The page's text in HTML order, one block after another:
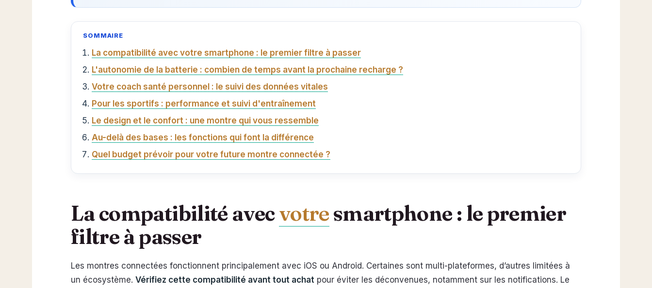
SOMMAIRE
La compatibilité avec votre smartphone : le premier filtre à passer
L'autonomie de la batterie : combien de temps avant la prochaine recharge ?
Votre coach santé personnel : le suivi des données vitales
Pour les sportifs : performance et suivi d'entraînement
Le design et le confort : une montre qui vous ressemble
Au-delà des bases : les fonctions qui font la différence
Quel budget prévoir pour votre future montre connectée ?
La compatibilité avecvotresmartphone : le premier
filtre à passer
Les montres connectées fonctionnent principalement avec iOS ou Android. Certaines sont multi-plateformes, d’autres limitées à
un écosystème. Vérifiez cette compatibilité avant tout achat pour éviter les déconvenues, notamment sur les notifications. Le